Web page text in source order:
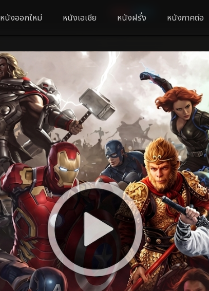
หนังออกใหม่ หนังเอเชีย หนังฝรั่ง หนังภาคต่อ